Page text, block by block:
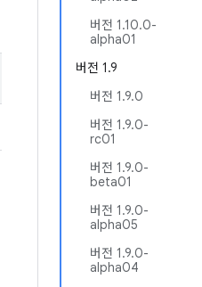
버전 1.10.0-
alpha01
버전 1.9
버전 1.9.0
버전 1.9.0-
rc01
버전 1.9.0-
beta01
버전 1.9.0-
alpha05
버전 1.9.0-
alpha04